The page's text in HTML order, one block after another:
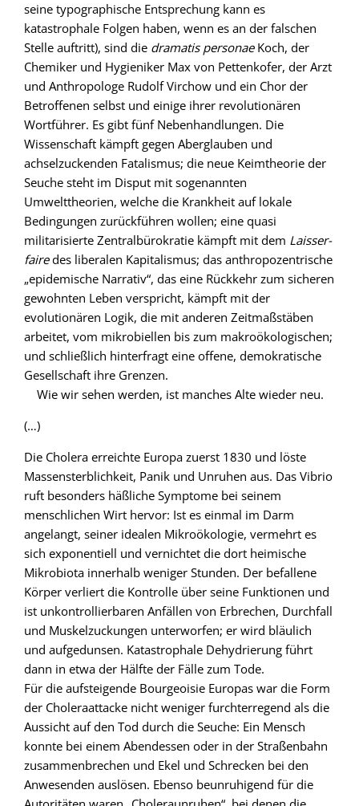
seine typographische Entsprechung kann es
katastrophale Folgen haben, wenn es an der falschen
Stelle auftritt), sind die dramatis personaeKoch, der
Chemiker und Hygieniker Max von Pettenkofer, der Arzt
und Anthropologe Rudolf Virchow und ein Chor der
Betroffenen selbst und einige ihrer revolutionären
Wortführer. Es gibt fünf Nebenhandlungen. Die
Wissenschaft kämpft gegen Aberglauben und
achselzuckenden Fatalismus; die neue Keimtheorie der
Seuche steht im Disput mit sogenannten
Umwelttheorien, welche die Krankheit auf lokale
Bedingungen zurückführen wollen; eine quasi
militarisierte Zentralbürokratie kämpft mit dem Laisser-
fairedes liberalen Kapitalismus; das anthropozentrische
„epidemische Narrativ“, das eine Rückkehr zum sicheren
gewohnten Leben verspricht, kämpft mit der
evolutionären Logik, die mit anderen Zeitmaßstäben
arbeitet, vom mikrobiellen bis zum makroökologischen;
und schließlich hinterfragt eine offene, demokratische
Gesellschaft ihre Grenzen.
Wie wir sehen werden, ist manches Alte wieder neu.
(…)
Die Cholera erreichte Europa zuerst 1830 und löste
Massensterblichkeit, Panik und Unruhen aus. Das Vibrio
ruft besonders häßliche Symptome bei seinem
menschlichen Wirt hervor: Ist es einmal im Darm
angelangt, seiner idealen Mikroökologie, vermehrt es
sich exponentiell und vernichtet die dort heimische
Mikrobiota innerhalb weniger Stunden. Der befallene
Körper verliert die Kontrolle über seine Funktionen und
ist unkontrollierbaren Anfällen von Erbrechen, Durchfall
und Muskelzuckungen unterworfen; er wird bläulich
und aufgedunsen. Katastrophale Dehydrierung führt
dann in etwa der Hälfte der Fälle zum Tode.
Für die aufsteigende Bourgeoisie Europas war die Form
der Choleraattacke nicht weniger furchterregend als die
Aussicht auf den Tod durch die Seuche: Ein Mensch
konnte bei einem Abendessen oder in der Straßenbahn
zusammenbrechen und Ekel und Schrecken bei den
Anwesenden auslösen. Ebenso beunruhigend für die